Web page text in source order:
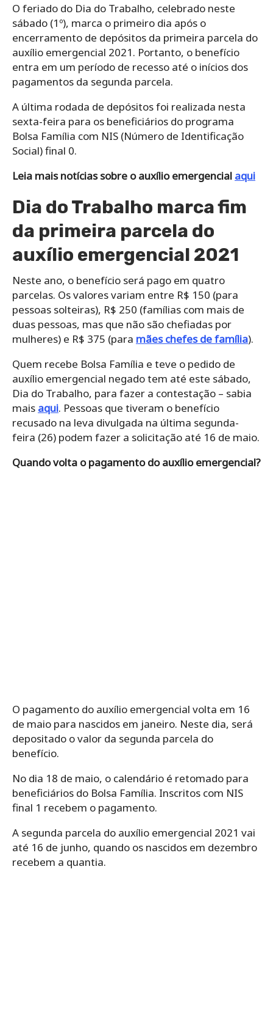
O feriado do Dia do Trabalho, celebrado neste
sábado (1º), marca o primeiro dia após o
encerramento de depósitos da primeira parcela do
auxílio emergencial 2021. Portanto, o benefício
entra em um período de recesso até o inícios dos
pagamentos da segunda parcela.
A última rodada de depósitos foi realizada nesta
sexta-feira para os beneficiários do programa
Bolsa Família com NIS (Número de Identificação
Social) final 0.
Leia mais notícias sobre o auxílio emergencial aqui
Dia do Trabalho marca fim
da primeira parcela do
auxílio emergencial 2021
Neste ano, o benefício será pago em quatro
parcelas. Os valores variam entre R$ 150 (para
pessoas solteiras), R$ 250 (famílias com mais de
duas pessoas, mas que não são chefiadas por
mulheres) e R$ 375 (para mães chefes de família).
Quem recebe Bolsa Família e teve o pedido de
auxílio emergencial negado tem até este sábado,
Dia do Trabalho, para fazer a contestação – sabia
mais aqui. Pessoas que tiveram o benefício
recusado na leva divulgada na última segunda-
feira (26) podem fazer a solicitação até 16 de maio.
Quando volta o pagamento do auxílio emergencial?
O pagamento do auxílio emergencial volta em 16
de maio para nascidos em janeiro. Neste dia, será
depositado o valor da segunda parcela do
benefício.
No dia 18 de maio, o calendário é retomado para
beneficiários do Bolsa Família. Inscritos com NIS
final 1 recebem o pagamento.
A segunda parcela do auxílio emergencial 2021 vai
até 16 de junho, quando os nascidos em dezembro
recebem a quantia.